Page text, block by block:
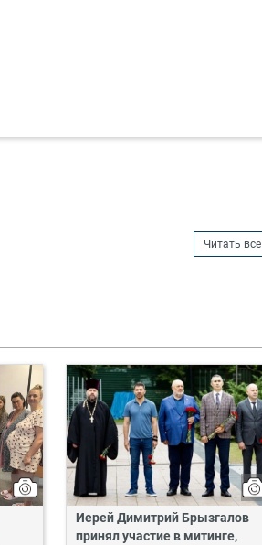
Читать все
Иерей Димитрий Брызгалов
принял участие в митинге,